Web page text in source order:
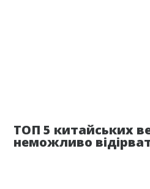
ТОП 5 китайських
неможливо